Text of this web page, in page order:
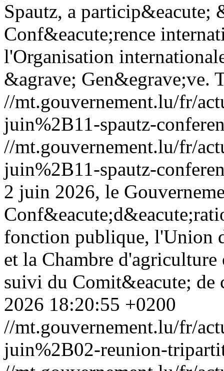
Spautz, a particip&eacute;
Conf&eacute;rence
l'Organisation
&agrave; Gen&egrave;ve.
//mt.gouvernement.lu/fr/
juin%2B11-spautz-
//mt.gouvernement.lu/fr/
juin%2B11-spautz-
2 juin 2026, le
fonction publique, l'Union
et la Chambre
suivi du Comit&eacute;
2026 18:20:55 +0200
//mt.gouvernement.lu/fr/
juin%2B02-reunion-